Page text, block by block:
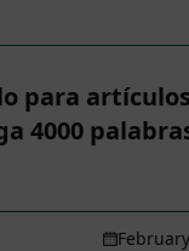
para
4000